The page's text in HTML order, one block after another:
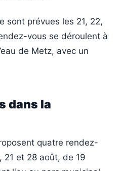
sont prévues les 21, 22,
vous se déroulent à
de Metz, avec un
dans la
quatre rendez-
21 et 28 août, de 19